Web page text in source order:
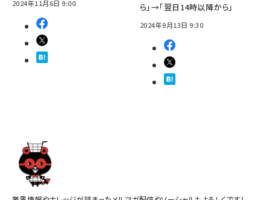
2024年11月6日 9:00
ら」→「翌日14時以降から」
2024年9月13日 9:30